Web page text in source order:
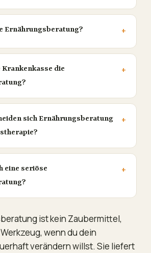
Ernährungsberatung?
die
sich Ernährungsberatung
eine seriöse
ist kein Zaubermittel,
wenn du dein
verändern willst. Sie liefert